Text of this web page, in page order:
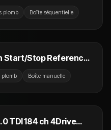
plomb Boîte séquentielle
15 790 €
Start/Stop Reference
plomb Boîte manuelle
11 990 €
TDI 184 ch 4Drive